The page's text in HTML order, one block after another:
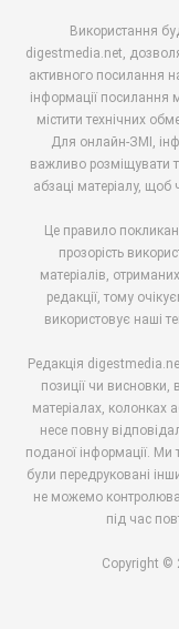
Використання
digestmedia.net,
активного посилання
інформації посилання
містити технічних
Для онлайн-ЗМІ,
важливо розміщувати
абзаці матеріалу, щоб
Це правило
прозорість
матеріалів,
редакції, тому
використовує наші
Редакція
позиції чи висновки,
матеріалах, колонках
несе повну
поданої інформації. Ми
були передруковані
не можемо
під час
Copyright ©